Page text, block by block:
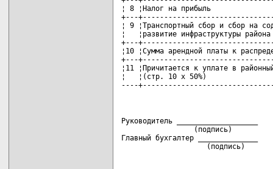
¦ 8 ¦Налог на прибыль
+---
¦ 9 ¦Транспортный сбор и сбор
¦   ¦развитие
+---
¦10 ¦Сумма арендной платы к
+---
¦11 ¦Причитается к уплате в
¦   ¦(стр. 10 х 50%)
----
Руководитель
(подпись)
Главный бухгалтер